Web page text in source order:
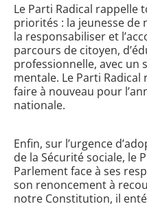
Le Parti Radical rappelle
priorités : la jeunesse
la responsabiliser et
parcours de citoyen,
professionnelle, avec un
mentale. Le Parti Radical
faire à nouveau pour
nationale.
Enfin, sur l’urgence
de la Sécurité sociale, le
Parlement face à ses
son renoncement à
notre Constitution, il